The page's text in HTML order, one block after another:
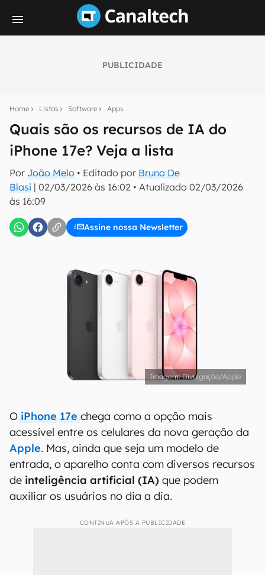
PUBLICIDADE
Home Listas Software Apps
Quais são os recursos de IA do
iPhone 17e? Veja a lista
Por João Melo • Editado por Bruno De
Blasi | 02/03/2026 às 16:02 • Atualizado 02/03/2026
às 16:09
Assine nossa Newsletter
notícias e reviews sobre tecnologia em primeira
mão.
E-mail
Confirmo que li, aceito e concordo com os
Divulgação/Apple
O iPhone 17e chega como a opção mais
acessível entre os celulares da nova geração da
Apple. Mas, ainda que seja um modelo de
entrada, o aparelho conta com diversos recursos
de inteligência artificial (IA) que podem
auxiliar os usuários no dia a dia.
CONTINUA APÓS A PUBLICIDADE